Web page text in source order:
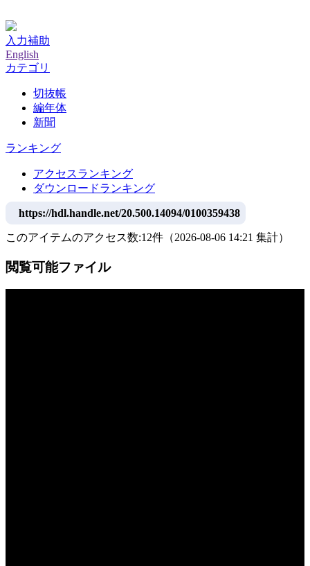
入力補助
English
カテゴリ
切抜帳
編年体
新聞
ランキング
アクセスランキング
ダウンロードランキング
https://hdl.handle.net/20.500.14094/0100359438
このアイテムのアクセス数:12件 （2026-08-06 14:21 集計）
閲覧可能ファイル